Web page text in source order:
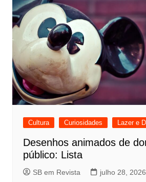
Cultura Curiosidades Lazer e
Desenhos animados de
público: Lista
SB em Revista julho 28, 2026